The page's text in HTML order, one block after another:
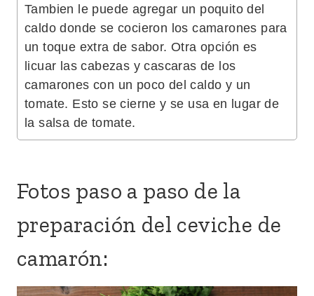
Tambien le puede agregar un poquito del
caldo donde se cocieron los camarones para
un toque extra de sabor. Otra opción es
licuar las cabezas y cascaras de los
camarones con un poco del caldo y un
tomate. Esto se cierne y se usa en lugar de
la salsa de tomate.
Fotos paso a paso de la
preparación del ceviche de
camarón: